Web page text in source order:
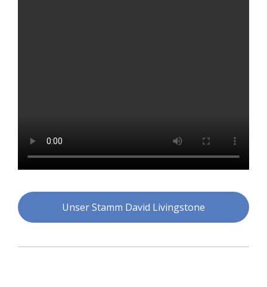
Unser Stamm David Livingstone